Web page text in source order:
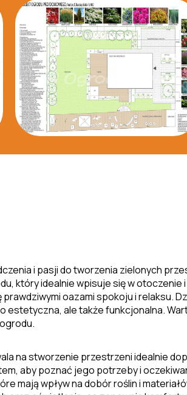
i pasji do tworzenia zielonych
który idealnie wpisuje się w otoczenie
oazami spokoju i relaksu.
ale także funkcjonalna.
na stworzenie przestrzeni idealnie
aby poznać jego potrzeby i
mają wpływ na dobór roślin i